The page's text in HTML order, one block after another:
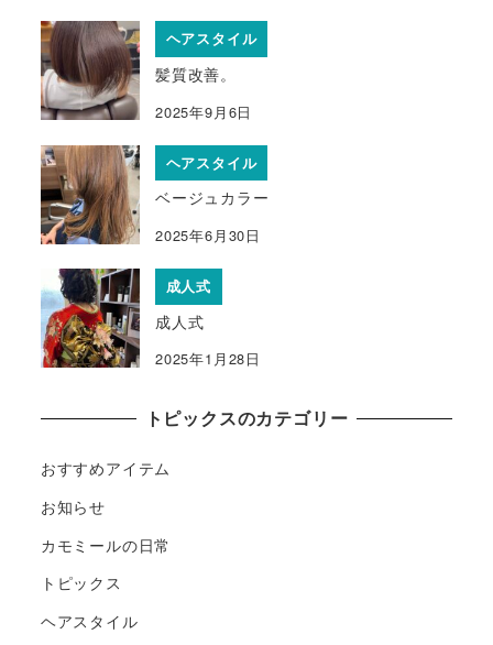
ヘアスタイル
髪質改善。
2025年9月6日
ヘアスタイル
ベージュカラー
2025年6月30日
成人式
成人式
2025年1月28日
トピックスのカテゴリー
おすすめアイテム
お知らせ
カモミールの日常
トピックス
ヘアスタイル